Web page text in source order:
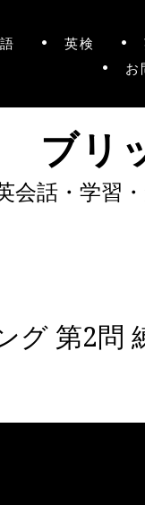
英検
お
ブリ
会話・学習
グ 第2問